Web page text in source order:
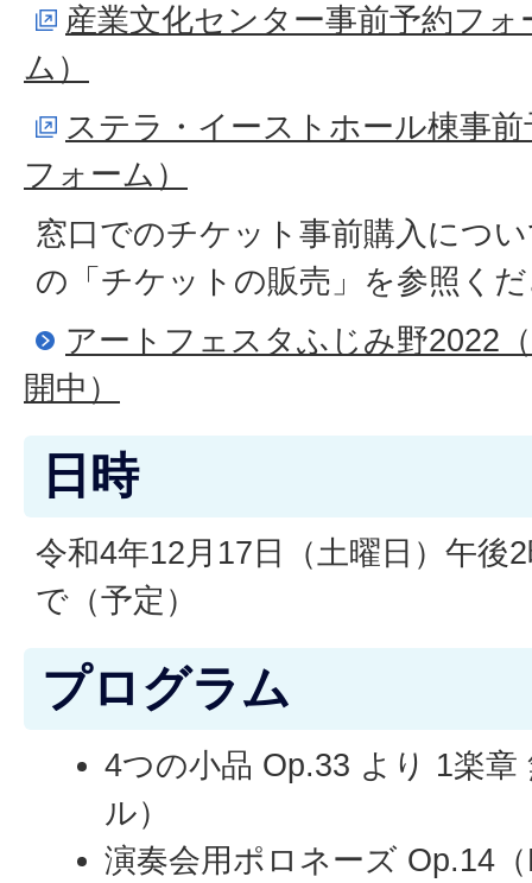
産業文化センター事前予約フ
ム）
ステラ・イーストホール棟事
フォーム）
窓口でのチケット事前購入につ
の「チケットの販売」を参照く
アートフェスタふじみ野2022
開中）
日時
令和4年12月17日（土曜日）午後
で（予定）
プログラム
4つの小品 Op.33 より 1楽章
ル）
演奏会用ポロネーズ Op.14